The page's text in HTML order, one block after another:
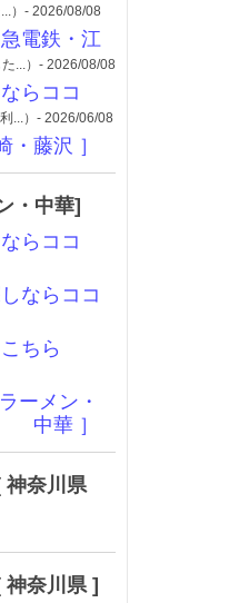
）- 2026/08/08
電鉄・江
...）- 2026/08/08
らココ
...）- 2026/06/08
・藤沢 ］
・中華]
らココ
ならココ
ちら
ーメン・
中華 ］
神奈川県
奈川県 ]